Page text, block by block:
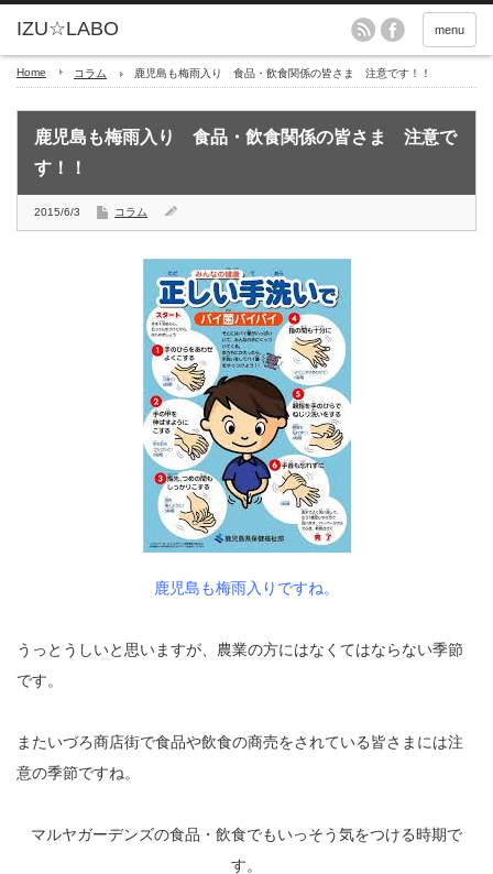
menu
Home コラム 鹿児島も梅雨入り 食品・飲食関係の皆さま 注意です！！
鹿児島も梅雨入り 食品・飲食関係の皆さま 注意で
す！！
2015/6/3 コラム
鹿児島も梅雨入りですね。
うっとうしいと思いますが、農業の方にはなくてはならない季節
です。
またいづろ商店街で食品や飲食の商売をされている皆さまには注
意の季節ですね。
マルヤガーデンズの食品・飲食でもいっそう気をつける時期で
す。